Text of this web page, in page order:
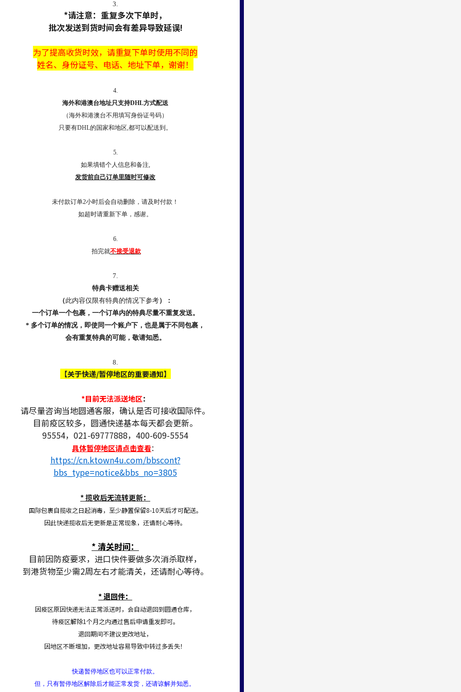
3.
*请注意：重复多次下单时，
批次发送到货时间会有差异导致延误!
为了提高收货时效， 请重复下单时使用不同的
姓名、身份证号、电话、地址下单，谢谢！
4.
海外和港澳台地址只支持DHL方式配送
（海外和港澳台不用填写身份证号码）
只要有DHL的国家和地区,都可以配送到。
5.
如果填错个人信息和备注,
发货前自己订单里随时可修改
未付款订单2小时后会自动删除，请及时付款！
如超时请重新下单，感谢。
6.
拍完就不接受退款
7.
特典卡赠送相关
（此内容仅限有特典的情况下参考）：
一个订单一个包裹，一个订单内的特典尽量不重复发送。
* 多个订单的情况，即使同一个账户下，也是属于不同包裹，
会有重复特典的可能，敬请知悉。
8.
【关于快递/暂停地区的重要通知】
*目前无法派送地区：
请尽量咨询当地圆通客服，确认是否可接收国际件。
目前疫区较多，圆通快递基本每天都会更新。
95554，021-69777888，400-609-5554
具体暂停地区请点击查看：
https://cn.ktown4u.com/bbscont?
bbs_type=notice&bbs_no=3805
* 揽收后无流转更新：
国际包裹自揽收之日起消毒，至少静置保留8-10天后才可配送。
因此快递揽收后无更新是正常现象，还请耐心等待。
* 清关时间：
目前因防疫要求，进口快件要做多次消杀取样，
到港货物至少需2周左右才能清关，还请耐心等待。
* 退回件：
因疫区原因快递无法正常派送时，会自动退回到圆通仓库，
待疫区解除1个月之内通过售后申请重发即可。
退回期间不建议更改地址，
因地区不断增加，更改地址容易导致中转过多丢失！
快递暂停地区也可以正常付款。
但，只有暂停地区解除后才能正常发货，还请谅解并知悉。